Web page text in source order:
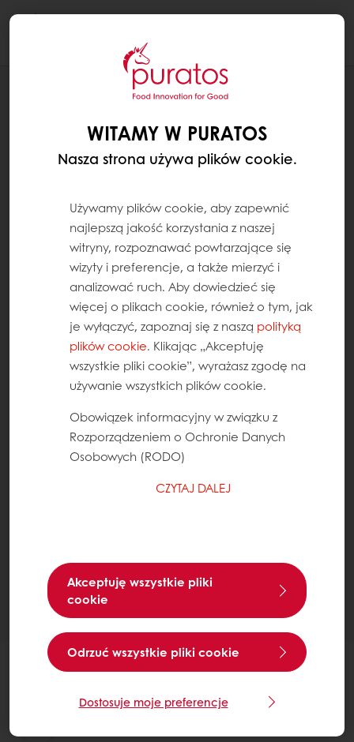
SKŁADNIKI
WITAMY W PURATOS
Nasza strona używa plików cookie.
Używamy plików cookie, aby zapewnić
najlepszą jakość korzystania z naszej
witryny, rozpoznawać powtarzające się
wizyty i preferencje, a także mierzyć i
analizować ruch. Aby dowiedzieć się
więcej o plikach cookie, również o tym, jak
je wyłączyć, zapoznaj się z naszą polityką
plików cookie. Klikając „Akceptuję
wszystkie pliki cookie”, wyrażasz zgodę na
używanie wszystkich plików cookie.
Obowiązek informacyjny w związku z
Rozporządzeniem o Ochronie Danych
Osobowych (RODO)
CZYTAJ DALEJ
Akceptuję wszystkie pliki
cookie
Odrzuć wszystkie pliki cookie
Dostosuje moje preferencje